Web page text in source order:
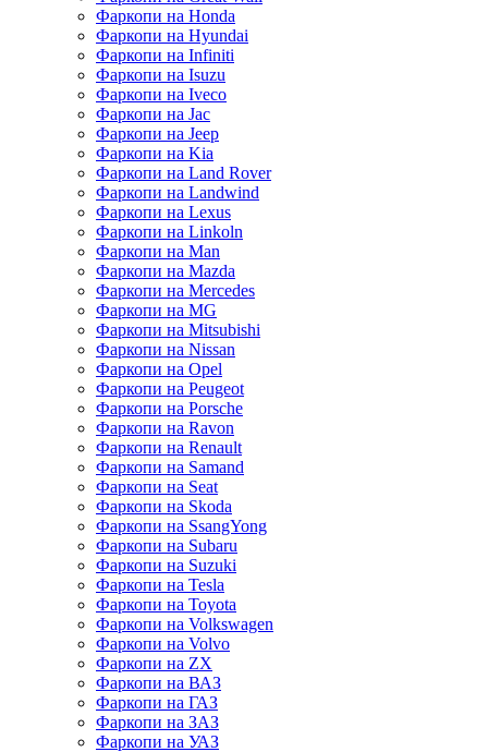
Фаркопи на Honda
Фаркопи на Hyundai
Фаркопи на Infiniti
Фаркопи на Isuzu
Фаркопи на Iveco
Фаркопи на Jac
Фаркопи на Jeep
Фаркопи на Kia
Фаркопи на Land Rover
Фаркопи на Landwind
Фаркопи на Lexus
Фаркопи на Linkoln
Фаркопи на Man
Фаркопи на Mazda
Фаркопи на Mercedes
Фаркопи на MG
Фаркопи на Mitsubishi
Фаркопи на Nissan
Фаркопи на Opel
Фаркопи на Peugeot
Фаркопи на Porsche
Фаркопи на Ravon
Фаркопи на Renault
Фаркопи на Samand
Фаркопи на Seat
Фаркопи на Skoda
Фаркопи на SsangYong
Фаркопи на Subaru
Фаркопи на Suzuki
Фаркопи на Tesla
Фаркопи на Toyota
Фаркопи на Volkswagen
Фаркопи на Volvo
Фаркопи на ZX
Фаркопи на ВАЗ
Фаркопи на ГАЗ
Фаркопи на ЗАЗ
Фаркопи на УАЗ